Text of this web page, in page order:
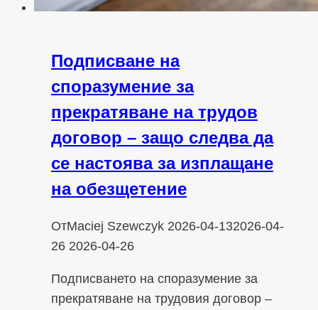
Подписване на
споразумение за
прекратяване на трудов
договор – защо следва да
се настоява за изплащане
на обезщетение
ОтMaciej Szewczyk 2026-04-132026-04-
26 2026-04-26
Подписването на споразумение за
прекратяване на трудовия договор –